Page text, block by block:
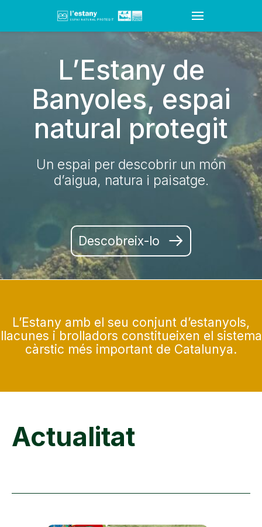
L’Estany de
Banyoles, espai
natural protegit
Un espai per descobrir un món
d’aigua, natura i paisatge.
Descobreix-lo
L’Estany amb el seu conjunt d’estanyols,
llacunes i brolladors constitueixen el sistema
càrstic més important de Catalunya.
Actualitat